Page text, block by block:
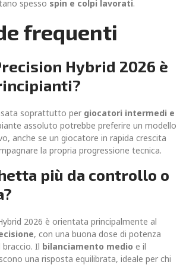
spesso spin e colpi lavorati.
frequenti
Hybrid 2026 è
soprattutto per giocatori intermedi e
assoluto potrebbe preferire un modello
anche se un giocatore in rapida crescita
la propria progressione tecnica.
più da controllo o
2026 è orientata principalmente al
, con una buona dose di potenza
braccio. Il bilanciamento medio e il
una risposta equilibrata, ideale per chi